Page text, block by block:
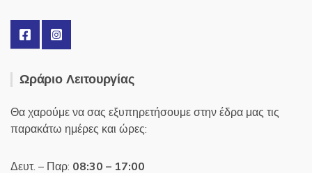
Ωράριο Λειτουργίας
Θα χαρούμε να σας εξυπηρετήσουμε στην έδρα μας τις
παρακάτω ημέρες και ώρες:
Δευτ. – Παρ: 08:30 – 17:00